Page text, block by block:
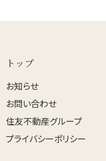
トップ
お知らせ
お問い合わせ
住友不動産グループ
プライバシーポリシー